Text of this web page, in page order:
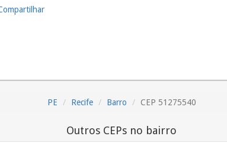
PE Recife Barro CEP 51275540
Outros CEPs no bairro